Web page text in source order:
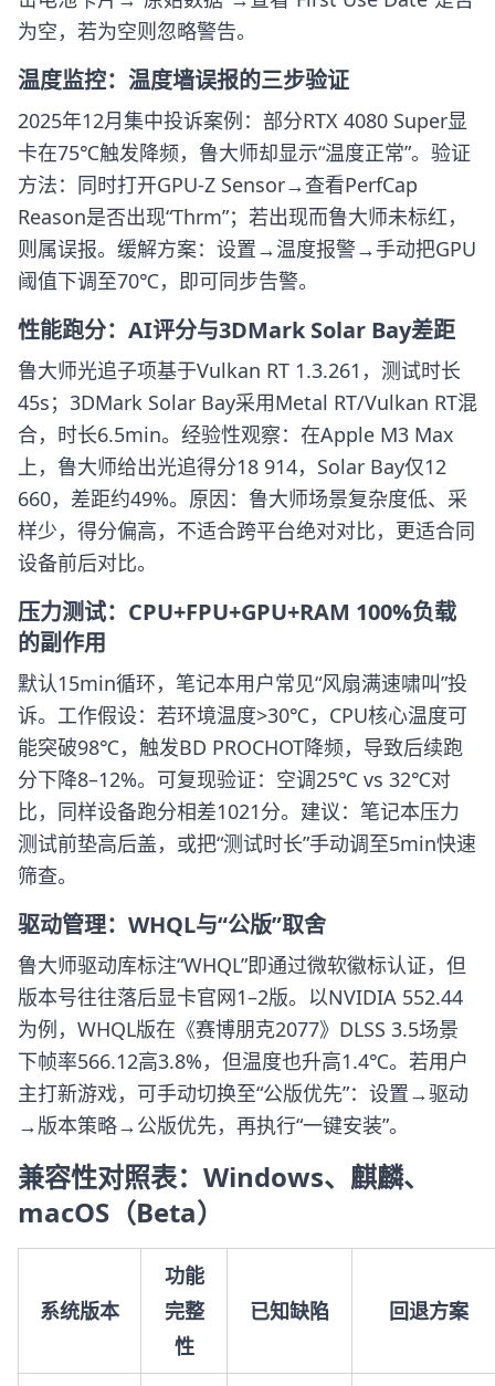
为空，若为空则忽略警告。
温度监控：温度墙误报的三步验证
2025年12月集中投诉案例：部分RTX 4080 Super显
卡在75℃触发降频，鲁大师却显示“温度正常”。验证
方法：同时打开GPU-Z Sensor→查看PerfCap
Reason是否出现“Thrm”；若出现而鲁大师未标红，
则属误报。缓解方案：设置→温度报警→手动把GPU
阈值下调至70℃，即可同步告警。
性能跑分：AI评分与3DMark Solar Bay差距
鲁大师光追子项基于Vulkan RT 1.3.261，测试时长
45s；3DMark Solar Bay采用Metal RT/Vulkan RT混
合，时长6.5min。经验性观察：在Apple M3 Max
上，鲁大师给出光追得分18 914，Solar Bay仅12
660，差距约49%。原因：鲁大师场景复杂度低、采
样少，得分偏高，不适合跨平台绝对对比，更适合同
设备前后对比。
压力测试：CPU+FPU+GPU+RAM 100%负载
的副作用
默认15min循环，笔记本用户常见“风扇满速啸叫”投
诉。工作假设：若环境温度>30℃，CPU核心温度可
能突破98℃，触发BD PROCHOT降频，导致后续跑
分下降8–12%。可复现验证：空调25℃ vs 32℃对
比，同样设备跑分相差1021分。建议：笔记本压力
测试前垫高后盖，或把“测试时长”手动调至5min快速
筛查。
驱动管理：WHQL与“公版”取舍
鲁大师驱动库标注“WHQL”即通过微软徽标认证，但
版本号往往落后显卡官网1–2版。以NVIDIA 552.44
为例，WHQL版在《赛博朋克2077》DLSS 3.5场景
下帧率566.12高3.8%，但温度也升高1.4℃。若用户
主打新游戏，可手动切换至“公版优先”：设置→驱动
→版本策略→公版优先，再执行“一键安装”。
兼容性对照表：Windows、麒麟、
macOS（Beta）
系统版本
功能
完整
性
已知缺陷 回退方案